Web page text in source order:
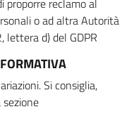
proporre reclamo al
o ad altra Autorità
lettera d) del GDPR
Si consiglia,